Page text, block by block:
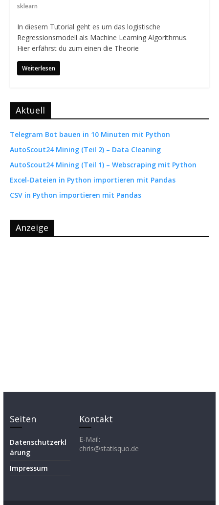
sklearn
In diesem Tutorial geht es um das logistische
Regressionsmodell als Machine Learning Algorithmus.
Hier erfährst du zum einen die Theorie
Weiterlesen
Aktuell
Telegram Bot bauen in 10 Minuten mit Python
AutoScout24 Mining (Teil 2) – Data Cleaning
AutoScout24 Mining (Teil 1) – Webscraping mit Python
Excel-Dateien in Python importieren mit Pandas
CSV in Python importieren mit Pandas
Anzeige
Seiten
Datenschutzerkl
ärung
Impressum
Kontakt
E-Mail:
chris@statisquo.de